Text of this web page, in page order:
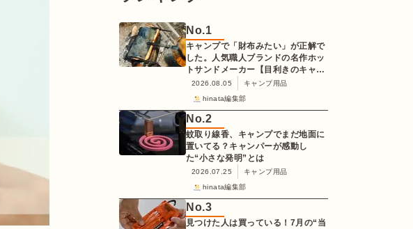
No.1
キャンプで「財布みたい」が正解で
した。人気職人ブランドの名作ホッ
トサンドメーカー【目利きのキャン
プギア】
2026.08.05
キャンプ用品
hinata編集部
No.2
蚊取り線香、キャンプでまだ地面に
置いてる？キャンパーが感動し
た“小さな発明”とは
2026.07.25
キャンプ用品
hinata編集部
No.3
見つけた人は買っている！7月の“当